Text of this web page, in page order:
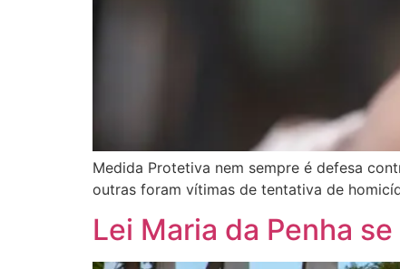
Medida Protetiva nem sempre é defesa
outras foram vítimas de tentativa de
Lei Maria da Penha